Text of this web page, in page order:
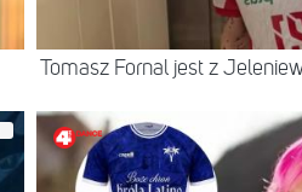
Tomasz Fornal jest z